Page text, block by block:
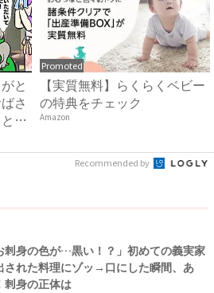
と
さ
、
Promoted
【実質無料】らくらくベビー
の特典をチェック
Amazon
Recommended by
刺身の色が…黒い！？」初めての義実家
された料理にゾッ→口にした瞬間、あ
刺身の正体は